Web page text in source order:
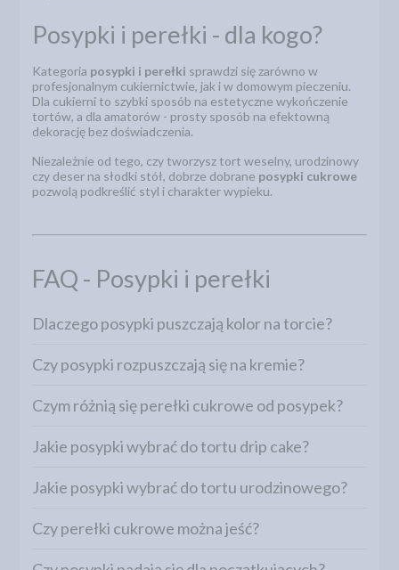
Posypki i perełki - dla kogo?
Kategoria posypki i perełki sprawdzi się zarówno w
profesjonalnym cukiernictwie, jak i w domowym pieczeniu.
Dla cukierni to szybki sposób na estetyczne wykończenie
tortów, a dla amatorów - prosty sposób na efektowną
dekorację bez doświadczenia.
Niezależnie od tego, czy tworzysz tort weselny, urodzinowy
czy deser na słodki stół, dobrze dobrane posypki cukrowe
pozwolą podkreślić styl i charakter wypieku.
FAQ - Posypki i perełki
Dlaczego posypki puszczają kolor na torcie?
Czy posypki rozpuszczają się na kremie?
Czym różnią się perełki cukrowe od posypek?
Jakie posypki wybrać do tortu drip cake?
Jakie posypki wybrać do tortu urodzinowego?
Czy perełki cukrowe można jeść?